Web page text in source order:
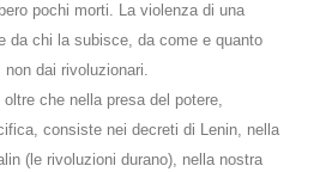
pochi morti. La violenza di una
da chi la subisce, da come e quanto
dai rivoluzionari.
oltre che nella presa del potere,
consiste nei decreti di Lenin, nella
(le rivoluzioni durano), nella nostra